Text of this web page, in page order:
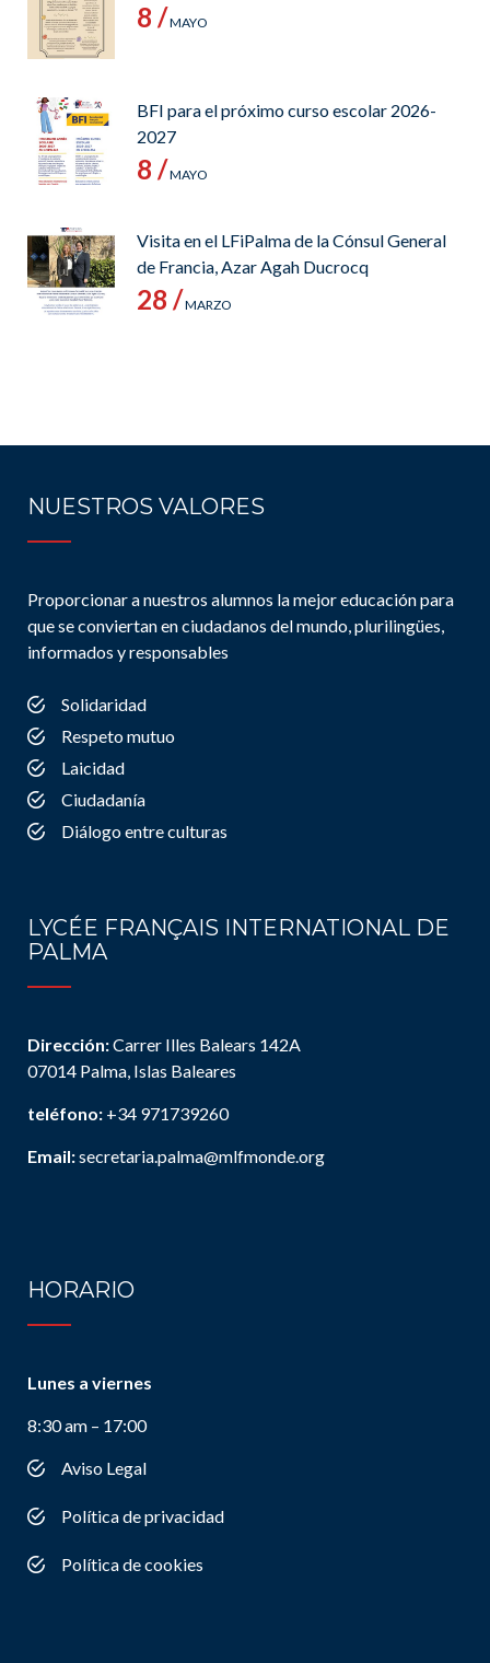
8 /MAYO
BFI para el próximo curso escolar 2026-
2027
8 /MAYO
Visita en el LFiPalma de la Cónsul General
de Francia, Azar Agah Ducrocq
28 /MARZO
NUESTROS VALORES
Proporcionar a nuestros alumnos la mejor educación para
que se conviertan en ciudadanos del mundo, plurilingües,
informados y responsables
Solidaridad
Respeto mutuo
Laicidad
Ciudadanía
Diálogo entre culturas
LYCÉE FRANÇAIS INTERNATIONAL DE
PALMA
Dirección:Carrer Illes Balears 142A
07014 Palma, Islas Baleares
teléfono: +34 971739260
Email:secretaria.palma@mlfmonde.org
HORARIO
Lunes a viernes
8:30 am – 17:00
Aviso Legal
Política de privacidad
Política de cookies